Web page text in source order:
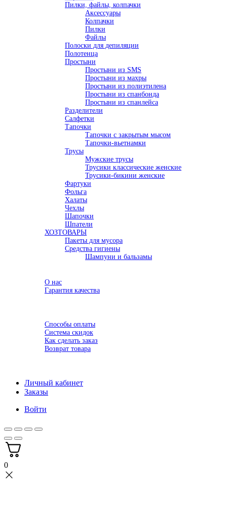
Пилки, файлы, колпачки
Аксессуары
Колпачки
Пилки
Файлы
Полоски для депиляции
Полотенца
Простыни
Простыни из SMS
Простыни из махры
Простыни из полиэтилена
Простыни из спанбонда
Простыни из спанлейса
Разделители
Салфетки
Тапочки
Тапочки с закрытым мысом
Тапочки-вьетнамки
Трусы
Мужские трусы
Трусики классические женские
Трусики-бикини женские
Фартуки
Фольга
Халаты
Чехлы
Шапочки
Шпатели
ХОЗТОВАРЫ
Пакеты для мусора
Средства гигиены
Шампуни и бальзамы
О нас
Гарантия качества
Способы оплаты
Система скидок
Как сделать заказ
Возврат товара
Личный кабинет
Заказы
Войти
0